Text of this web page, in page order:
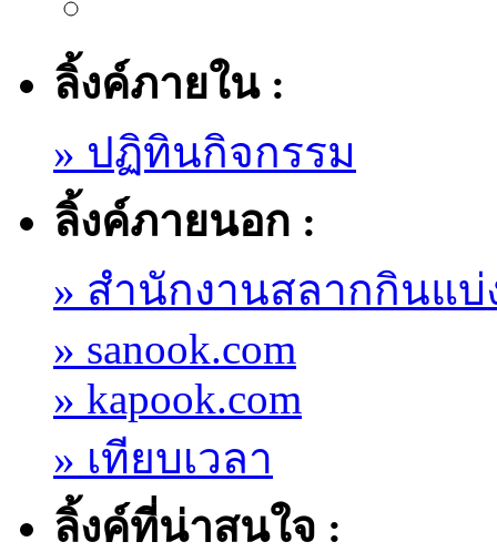
ลิ้งค์ภายใน :
» ปฏิทินกิจกรรม
ลิ้งค์ภายนอก :
» สำนักงานสลากกินแบ่
» sanook.com
» kapook.com
» เทียบเวลา
ลิ้งค์ที่น่าสนใจ :